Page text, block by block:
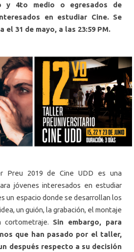
y 4to medio o egresados de
en estudiar Cine. Se
31 de mayo, a las 23:59 PM.
Preu 2019 de Cine UDD es una
jóvenes interesados en estudiar
un espacio donde se desarrollan los
un guión, la grabación, el montaje
Sin embargo, para
que han pasado por el taller,
después respecto a su decisión